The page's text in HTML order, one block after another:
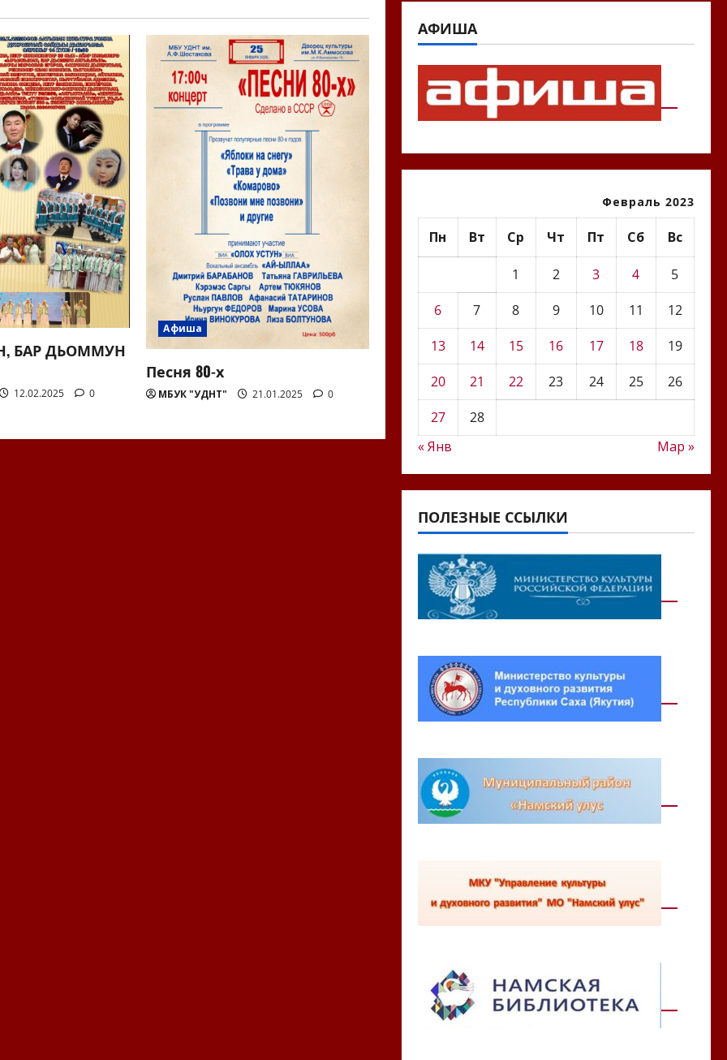
БАР ДЬОММУН
12.02.2025 0
Афиша
Песня 80-х
МБУК "УДНТ" 21.01.2025 0
АФИША
Февраль 2023
Пн Вт Ср Чт Пт Сб Вс
1 2 3 4
5
6
7 8 9 10 11
12
13
14 15 16 17 18
19
20
21 22 23 24 25
26
27
28
« Янв
Мар »
ПОЛЕЗНЫЕ ССЫЛКИ